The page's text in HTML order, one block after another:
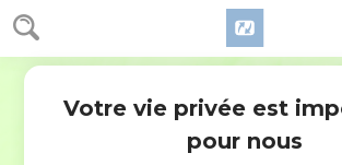
Votre vie privée est
pour nous